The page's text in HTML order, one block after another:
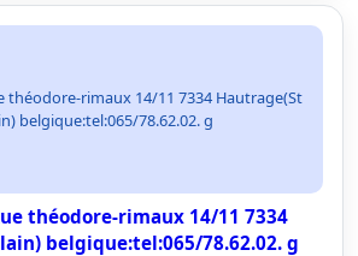
théodore-rimaux 14/11 7334 Hautrage(St
belgique:tel:065/78.62.02. g
théodore-rimaux 14/11 7334
belgique:tel:065/78.62.02. g